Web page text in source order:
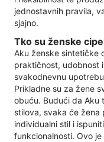
jednostavnih pravila,
sjajno.
Tko su ženske
Aku ženske sintetičke
praktičnost, udobnost
svakodnevnu
Prikladne su za žene
obuću. Budući da Aku
stilova, svaka će žena
individualni stil i
funkcionalnosti. Ovo